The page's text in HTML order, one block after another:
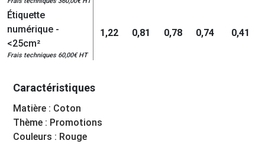
Étiquette
numérique -
<25cm²
Frais techniques 60,00€ HT
1,22 0,81 0,78 0,74 0,41
Caractéristiques
Matière : Coton
Thème : Promotions
Couleurs : Rouge